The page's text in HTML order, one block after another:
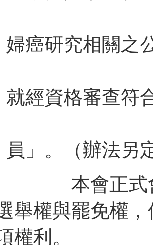
究相關之公
格審查符合
（辦法另
本會正式會
舉權與罷免權
權利。